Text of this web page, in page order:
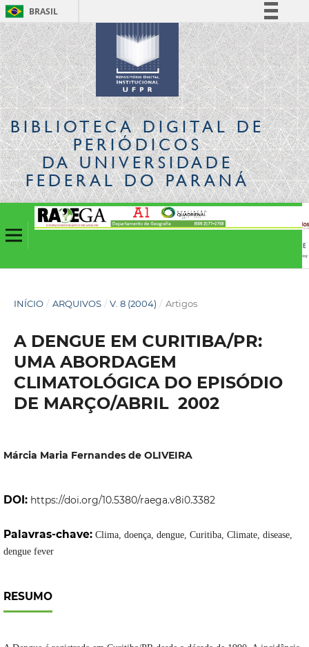
BRASIL
Simplifique!
Comunica BR
Participe
Acesso à informação
Legislação
Canais
BIBLIOTECA DIGITALDE
PERIÓDICOS
DA UNIVERSIDADE
FEDERAL DO PARANÁ
INÍCIO / ARQUIVOS / V. 8 (2004) / Artigos
A DENGUE EM CURITIBA/PR:
UMA ABORDAGEM
CLIMATOLÓGICA DO EPISÓDIO
DE MARÇO/ABRIL  2002
Márcia Maria Fernandes de OLIVEIRA
DOI: https://doi.org/10.5380/raega.v8i0.3382
Palavras-chave: Clima, doença, dengue, Curitiba, Climate, disease,
dengue fever
RESUMO